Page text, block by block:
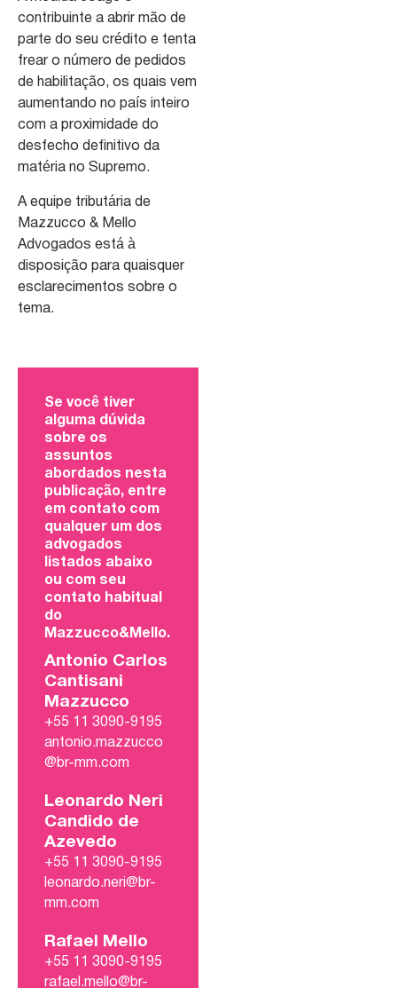
contribuinte a abrir mão de
parte do seu crédito e tenta
frear o número de pedidos
de habilitação, os quais vem
aumentando no país inteiro
com a proximidade do
desfecho definitivo da
matéria no Supremo.
A equipe tributária de
Mazzucco & Mello
Advogados está à
disposição para quaisquer
esclarecimentos sobre o
tema.
Se você tiver
alguma dúvida
sobre os
assuntos
abordados nesta
publicação, entre
em contato com
qualquer um dos
advogados
listados abaixo
ou com seu
contato habitual
do
Mazzucco&Mello.
Antonio Carlos
Cantisani
Mazzucco
+55 11 3090-9195
antonio.mazzucco
@br-mm.com
Leonardo Neri
Candido de
Azevedo
+55 11 3090-9195
leonardo.neri@br-
mm.com
Rafael Mello
+55 11 3090-9195
rafael.mello@br-